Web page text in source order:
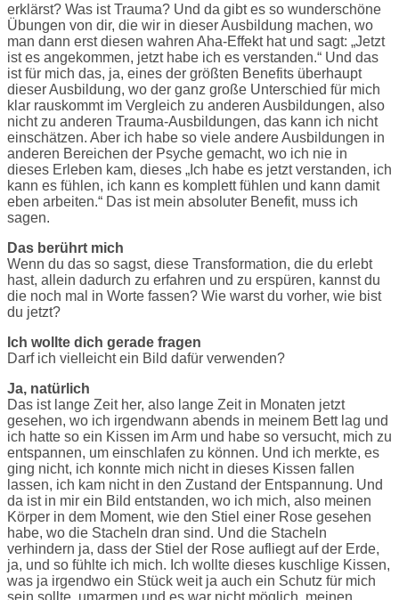
erklärst? Was ist Trauma? Und da gibt es so wunderschöne
Übungen von dir, die wir in dieser Ausbildung machen, wo
man dann erst diesen wahren Aha-Effekt hat und sagt: „Jetzt
ist es angekommen, jetzt habe ich es verstanden.“ Und das
ist für mich das, ja, eines der größten Benefits überhaupt
dieser Ausbildung, wo der ganz große Unterschied für mich
klar rauskommt im Vergleich zu anderen Ausbildungen, also
nicht zu anderen Trauma-Ausbildungen, das kann ich nicht
einschätzen. Aber ich habe so viele andere Ausbildungen in
anderen Bereichen der Psyche gemacht, wo ich nie in
dieses Erleben kam, dieses „Ich habe es jetzt verstanden, ich
kann es fühlen, ich kann es komplett fühlen und kann damit
eben arbeiten.“ Das ist mein absoluter Benefit, muss ich
sagen.
Das berührt mich
Wenn du das so sagst, diese Transformation, die du erlebt
hast, allein dadurch zu erfahren und zu erspüren, kannst du
die noch mal in Worte fassen? Wie warst du vorher, wie bist
du jetzt?
Ich wollte dich gerade fragen
Darf ich vielleicht ein Bild dafür verwenden?
Ja, natürlich
Das ist lange Zeit her, also lange Zeit in Monaten jetzt
gesehen, wo ich irgendwann abends in meinem Bett lag und
ich hatte so ein Kissen im Arm und habe so versucht, mich zu
entspannen, um einschlafen zu können. Und ich merkte, es
ging nicht, ich konnte mich nicht in dieses Kissen fallen
lassen, ich kam nicht in den Zustand der Entspannung. Und
da ist in mir ein Bild entstanden, wo ich mich, also meinen
Körper in dem Moment, wie den Stiel einer Rose gesehen
habe, wo die Stacheln dran sind. Und die Stacheln
verhindern ja, dass der Stiel der Rose aufliegt auf der Erde,
ja, und so fühlte ich mich. Ich wollte dieses kuschlige Kissen,
was ja irgendwo ein Stück weit ja auch ein Schutz für mich
sein sollte, umarmen und es war nicht möglich, meinen